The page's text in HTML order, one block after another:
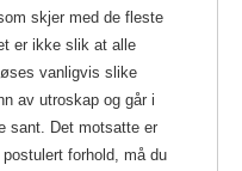
skjer med de fleste
er ikke slik at alle
vanligvis slike
av utroskap og går i
sant. Det motsatte er
forhold, må du